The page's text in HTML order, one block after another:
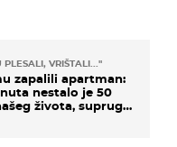
PLESALI, VRIŠTALI..."
zapalili apartman:
nestalo je 50
života, supruga